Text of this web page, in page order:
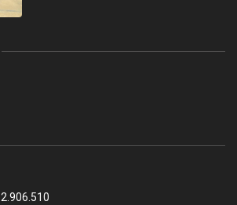
2.906.510